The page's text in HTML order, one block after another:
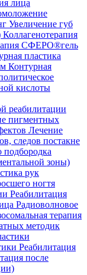
лица
Увеличение губ
Коллагенотерапия
СФЕРО®гель
пластика
Контурная
кислоты
реабилитации
пигментных
Лечение
следов постакне
подбородка
зоны)
рук
ногтя
Реабилитация
Радиоволновое
терапия
методик
Реабилитация
после